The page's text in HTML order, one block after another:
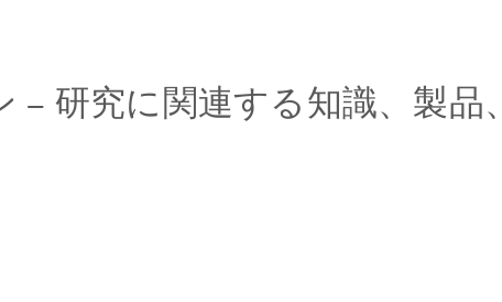
– 研究に関連する知識、製